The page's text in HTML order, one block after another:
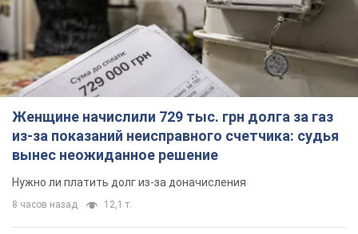
Женщине начислили 729 тыс. грн долга за газ
из-за показаний неисправного счетчика: судья
вынес неожиданное решение
Нужно ли платить долг из-за доначисления
8 часов назад 12,1 т.